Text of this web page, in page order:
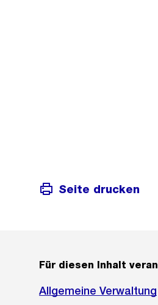
Seite drucken
Für diesen Inhalt
Allgemeine Verwaltung